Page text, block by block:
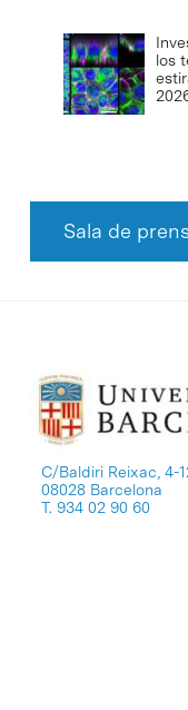
los
Sala de
C/Baldiri Reixac, 4-
08028 Barcelona
T. 934 02 90 60